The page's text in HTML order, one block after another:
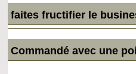
faites fructifier le
Commandé avec une